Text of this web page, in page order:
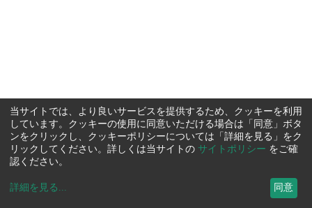
当サイトでは、より良いサービスを提供するため、クッキーを利用
しています。クッキーの使用に同意いただける場合は「同意」ボタ
ンをクリックし、クッキーポリシーについては「詳細を見る」をク
リックしてください。詳しくは当サイトの サイトポリシー をご確
認ください。
詳細を見る ... 同意